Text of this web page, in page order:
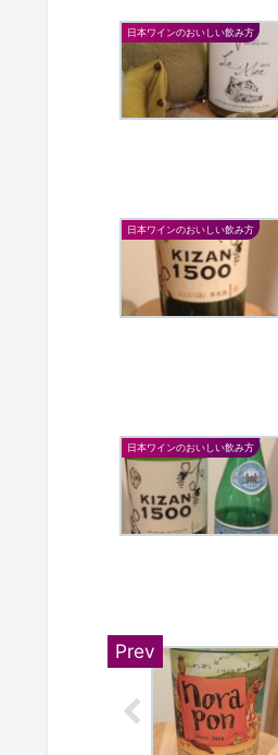
日本ワインのおいしい飲み方
日本ワインのおいしい飲み方
日本ワインのおいしい飲み方